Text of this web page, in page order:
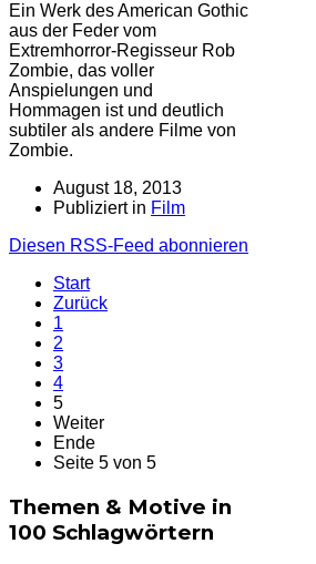
Ein Werk des American Gothic
aus der Feder vom
Extremhorror-Regisseur Rob
Zombie, das voller
Anspielungen und
Hommagen ist und deutlich
subtiler als andere Filme von
Zombie.
August 18, 2013
Publiziert in Film
Diesen RSS-Feed abonnieren
Start
Zurück
1
2
3
4
5
Weiter
Ende
Seite 5 von 5
Themen & Motive in
100 Schlagwörtern